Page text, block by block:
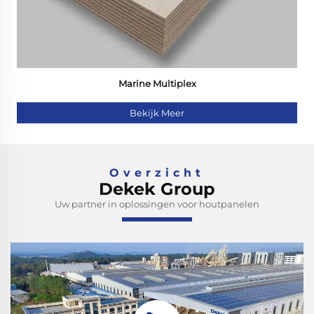
Marine Multiplex
Bekijk Meer
Overzicht
Dekek Group
Uw partner in oplossingen voor houtpanelen